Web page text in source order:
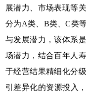
展潜力、市场表现等
分为A类、B类、C类
与发展潜力，该体系
场潜力，结合百年人
于经营结果精细化分
引差异化的资源投入